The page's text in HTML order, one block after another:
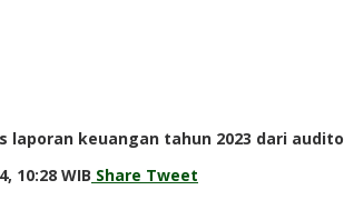
laporan keuangan tahun 2023 dari
10:28 WIB by
Share Tweet